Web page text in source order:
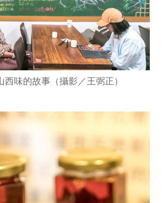
西味的故事（攝影／王弼正）